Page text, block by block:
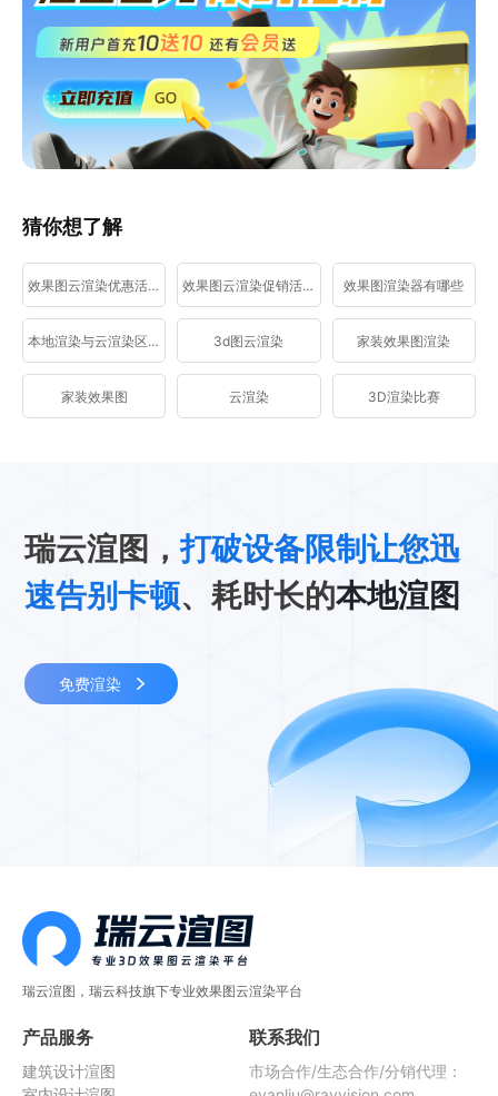
猜你想了解
效果图云渲染优惠活动 效果图云渲染促销活动 效果图渲染器有哪些
本地渲染与云渲染区别 3d图云渲染 家装效果图渲染
家装效果图 云渲染 3D渲染比赛
瑞云渲图，打破设备限制让您迅
速告别卡顿、耗时长的本地渲图
免费渲染
瑞云渲图，瑞云科技旗下专业效果图云渲染平台
产品服务
建筑设计渲图
联系我们
市场合作/生态合作/分销代理：